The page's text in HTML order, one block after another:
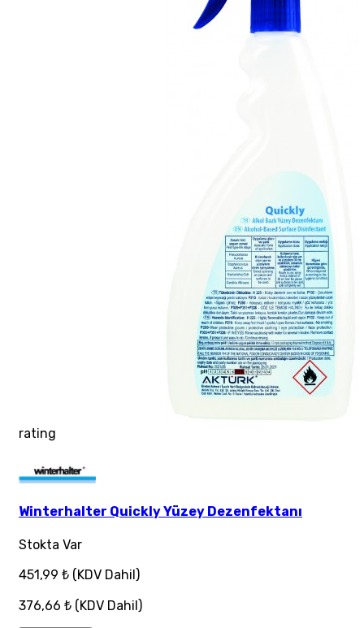
rating
Winterhalter Quickly Yüzey Dezenfektanı
Stokta Var
451,99 ₺ (KDV Dahil)
376,66 ₺ (KDV Dahil)